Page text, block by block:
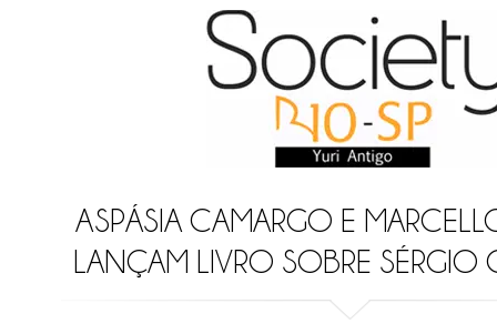
ASPÁSIA CAMARGO E
LANÇAM LIVRO SOBRE SÉRGIO